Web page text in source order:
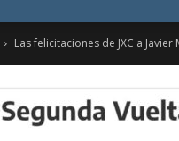
Las felicitaciones de JXC a